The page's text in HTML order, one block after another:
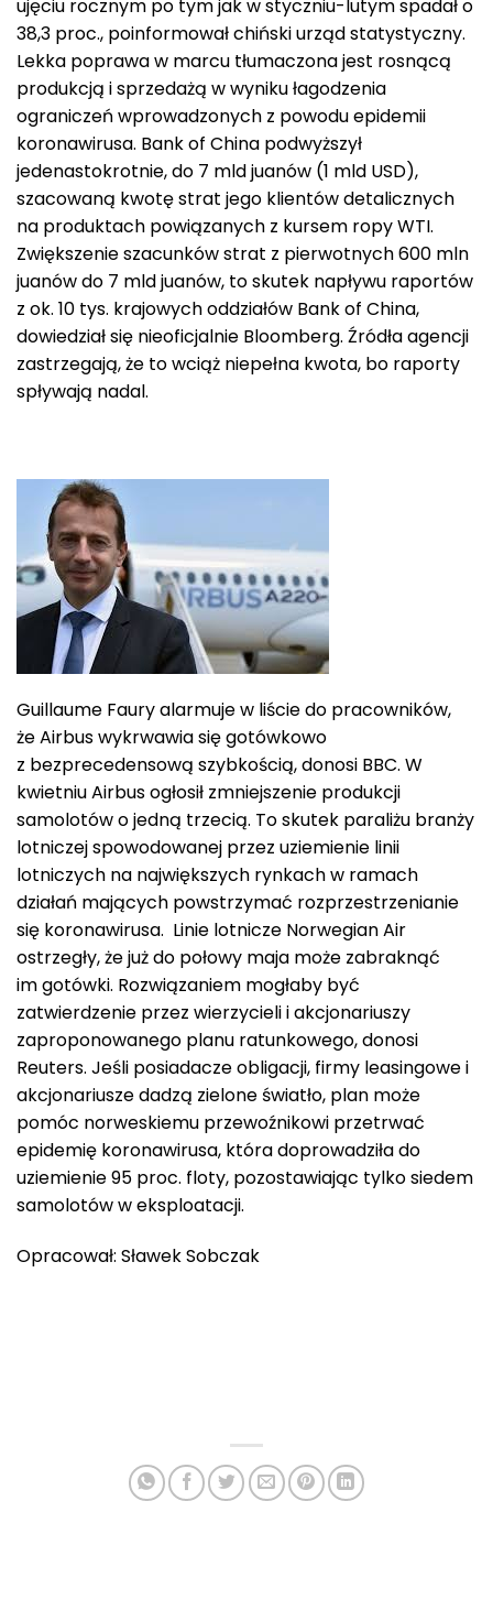
ujęciu rocznym po tym jak w styczniu-lutym spadał o
38,3 proc., poinformował chiński urząd statystyczny.
Lekka poprawa w marcu tłumaczona jest rosnącą
produkcją i sprzedażą w wyniku łagodzenia
ograniczeń wprowadzonych z powodu epidemii
koronawirusa. Bank of China podwyższył
jedenastokrotnie, do 7 mld juanów (1 mld USD),
szacowaną kwotę strat jego klientów detalicznych
na produktach powiązanych z kursem ropy WTI.
Zwiększenie szacunków strat z pierwotnych 600 mln
juanów do 7 mld juanów, to skutek napływu raportów
z ok. 10 tys. krajowych oddziałów Bank of China,
dowiedział się nieoficjalnie Bloomberg. Źródła agencji
zastrzegają, że to wciąż niepełna kwota, bo raporty
spływają nadal.
Guillaume Faury alarmuje w liście do pracowników,
że Airbus wykrwawia się gotówkowo
z bezprecedensową szybkością, donosi BBC. W
kwietniu Airbus ogłosił zmniejszenie produkcji
samolotów o jedną trzecią. To skutek paraliżu branży
lotniczej spowodowanej przez uziemienie linii
lotniczych na największych rynkach w ramach
działań mających powstrzymać rozprzestrzenianie
się koronawirusa. Linie lotnicze Norwegian Air
ostrzegły, że już do połowy maja może zabraknąć
im gotówki. Rozwiązaniem mogłaby być
zatwierdzenie przez wierzycieli i akcjonariuszy
zaproponowanego planu ratunkowego, donosi
Reuters. Jeśli posiadacze obligacji, firmy leasingowe i
akcjonariusze dadzą zielone światło, plan może
pomóc norweskiemu przewoźnikowi przetrwać
epidemię koronawirusa, która doprowadziła do
uziemienie 95 proc. floty, pozostawiając tylko siedem
samolotów w eksploatacji.
Opracował: Sławek Sobczak